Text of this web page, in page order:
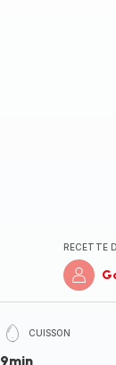
RECETTE
CUISSON
9min